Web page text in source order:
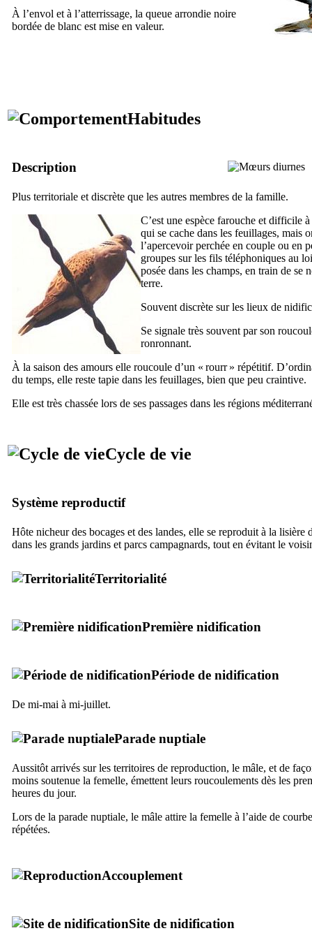
À l’envol et à l’atterrissage, la queue arrondie noire
bordée de blanc est mise en valeur.
Habitudes
Description
Plus territoriale et discrète que les autres membres de la famille.
C’est une espèce farouche et difficile
qui se cache dans les feuillages, mais
l’apercevoir perchée en couple ou en
groupes sur les fils téléphoniques au
posée dans les champs, en train de se
terre.
Souvent discrète sur les lieux de
Se signale très souvent par son
ronronnant.
À la saison des amours elle roucoule d’un « rourr» répétitif.
du temps, elle reste tapie dans les feuillages, bien que peu craintive.
Elle est très chassée lors de ses passages dans les régions
Cycle de vie
Système reproductif
Hôte nicheur des bocages et des landes, elle se reproduit à la lisière
dans les grands jardins et parcs campagnards, tout en évitant le
Territorialité
Première nidification
Période de nidification
De mi-mai à mi-juillet.
Parade nuptiale
Aussitôt arrivés sur les territoires de reproduction, le mâle, et de
moins soutenue la femelle, émettent leurs roucoulements dès les
heures du jour.
Lors de la parade nuptiale, le mâle attire la femelle à l’aide de
répétées.
Accouplement
Site de nidification